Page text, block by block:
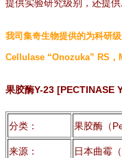
提供实验研究级别，还提供
我司集奇生物提供的为科研
Cellulase “Onozuka” RS，
果胶酶Y-23 [PECTINASE
分类： 果胶
来源： 日本曲霉